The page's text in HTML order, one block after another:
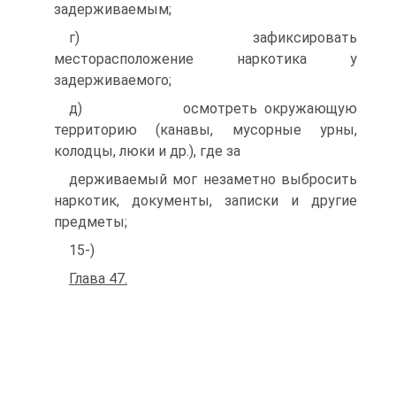
задерживаемым;
г) зафиксировать
месторасположение наркотика у
задерживаемого;
д) осмотреть окружающую
территорию (канавы, мусорные урны,
колодцы, люки и др.), где за
держиваемый мог незаметно выбросить
наркотик, документы, записки и другие
предметы;
15-)
Глава 47.